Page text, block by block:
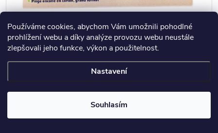
Používáme cookies, abychom Vám umožnili pohodlné
prohlížení webu a díky analýze provozu webu neustále
zlepšovali jeho funkce, výkon a použitelnost.
Nastavení
Souhlasím
HOY HOY Monitorovací past na šváby, pavouky,
rybenky 5ks
rybenek, pavouků a jiného nežádoucího lezoucího…
306 Kč